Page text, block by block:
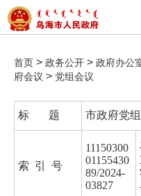
首页 > 政务公开 > 政府办公
府会议 > 党组会议
标 题 市政府党
索 引 号
11150300
01155430
89/2024-
03827